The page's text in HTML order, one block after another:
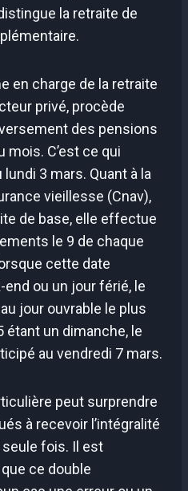
la retraite de
en charge de la retraite
privé, procède
des pensions
mois. C’est ce qui
3 mars. Quant à la
vieillesse (Cnav),
de base, elle effectue
le 9 de chaque
cette date
ou un jour férié, le
jour ouvrable le plus
étant un dimanche, le
au vendredi 7 mars.
peut surprendre
à recevoir l’intégralité
fois. Il est
ce double